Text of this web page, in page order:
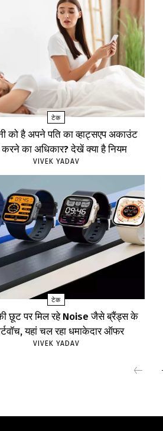
टेक
को है अपने पति का व्हाट्सएप अकाउंट
का अधिकार? देखें क्या है नियम
VIVEK YADAV
टेक
छूट पर मिल रहे Noise जैसे ब्रैंड्स के
यहां चल रहा धमाकेदार ऑफर
VIVEK YADAV